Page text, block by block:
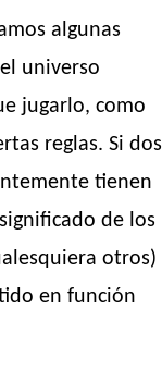
algunas
universo
jugarlo, como
reglas. Si dos
tienen
de los
otros)
en función